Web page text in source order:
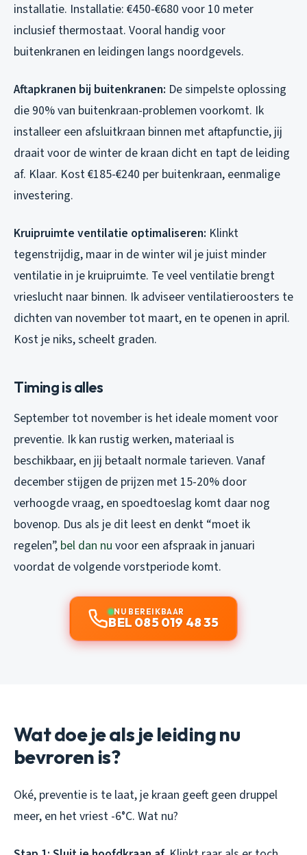
installatie. Installatie: €450-€680 voor 10 meter
inclusief thermostaat. Vooral handig voor
buitenkranen en leidingen langs noordgevels.
Aftapkranen bij buitenkranen: De simpelste oplossing
die 90% van buitenkraan-problemen voorkomt. Ik
installeer een afsluitkraan binnen met aftapfunctie, jij
draait voor de winter de kraan dicht en tapt de leiding
af. Klaar. Kost €185-€240 per buitenkraan, eenmalige
investering.
Kruipruimte ventilatie optimaliseren: Klinkt
tegenstrijdig, maar in de winter wil je juist minder
ventilatie in je kruipruimte. Te veel ventilatie brengt
vrieslucht naar binnen. Ik adviseer ventilatieroosters te
dichten van november tot maart, en te openen in april.
Kost je niks, scheelt graden.
Timing is alles
September tot november is het ideale moment voor
preventie. Ik kan rustig werken, materiaal is
beschikbaar, en jij betaalt normale tarieven. Vanaf
december stijgen de prijzen met 15-20% door
verhoogde vraag, en spoedtoeslag komt daar nog
bovenop. Dus als je dit leest en denkt “moet ik
regelen”, bel dan nu voor een afspraak in januari
voordat de volgende vorstperiode komt.
NU BEREIKBAAR
BEL 085 019 48 35
Wat doe je als je leiding nu
bevroren is?
Oké, preventie is te laat, je kraan geeft geen druppel
meer, en het vriest -6°C. Wat nu?